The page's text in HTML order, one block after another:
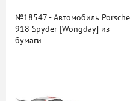
№18547 - Автомобиль Porsche
918 Spyder [Wongday] из
бумаги